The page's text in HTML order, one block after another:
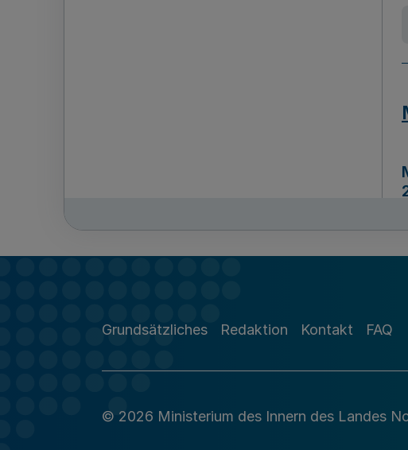
Grundsätzliches Redaktion Kontakt FAQ
© 2026 Ministerium des Innern des Landes